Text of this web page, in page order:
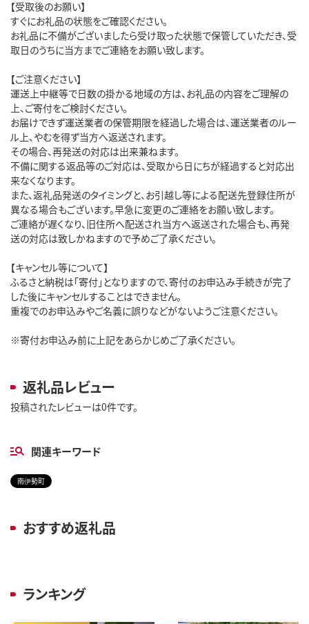
【受取後のお願い】
すぐにお礼品の状態をご確認ください。
お礼品に不備がございましたら受け取った状態で保管していただき、受
取日のうちに当方までご連絡をお願い致します。
【ご注意ください】
運送上中継等で日数の掛かる地域の方は、お礼品の内容をご理解の
上、ご寄付をご検討ください。
お届けできず運送業者の保管期限を経過した場合は、運送業者のルー
ル上、やむを得ず当方へ返送されます。
その場合、再発送の対応は出来兼ねます。
不備に関する返品等のご対応は、受取から日にちが経過すると対応出
来なくなります。
また、返礼品発送のタイミングと、お引越し等による配送先登録住所が
異なる場合もございます。早急に変更のご連絡をお願い致します。
ご連絡が遅くなり、旧住所へ配送され当方へ返送された場合も、再発
送の対応は致しかねますので予めご了承ください。
【キャンセル等について】
ふるさと納税は「寄付」となりますので、寄付のお申込み手続きが完了
した後にキャンセルすることはできません。
重複でのお申込みやご名義に誤りなどがないようご注意ください。
※寄付お申込み前に上記をあらかじめご了承ください。
返礼品レビュー
投稿されたレビューは0件です。
関連キーワード
南伊勢町
おすすめ返礼品
ランキング